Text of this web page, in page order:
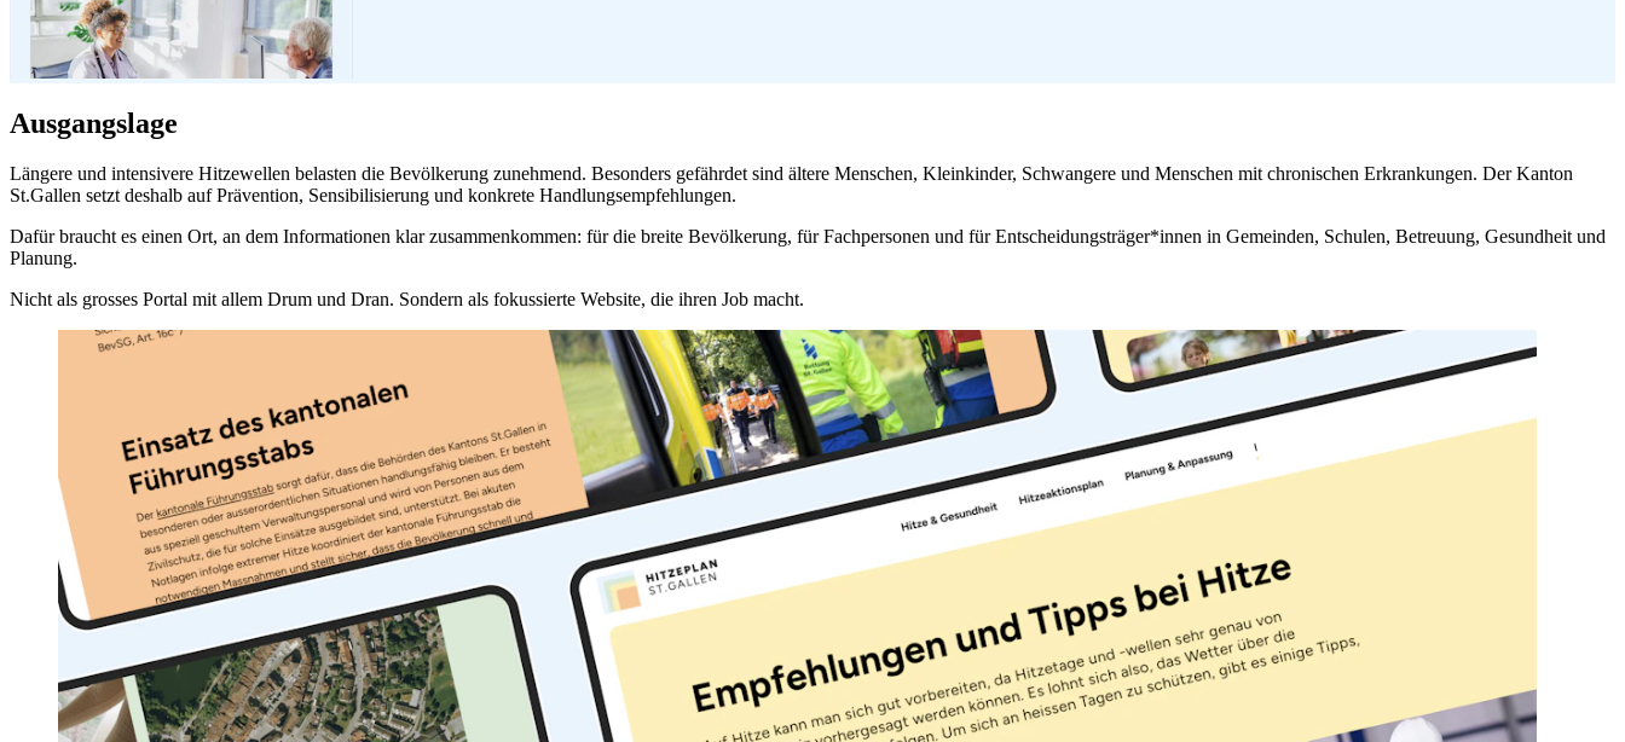
Ausgangslage
Längere und intensivere Hitzewellen belasten die Bevölkerung zunehmend. Besonders gefährdet sind ältere Menschen, Kleinkinder, Schwangere und Menschen mit chronischen Erkrankungen. Der Kanton
St.Gallen setzt deshalb auf Prävention, Sensibilisierung und konkrete Handlungsempfehlungen.
Dafür braucht es einen Ort, an dem Informationen klar zusammenkommen: für die breite Bevölkerung, für Fachpersonen und für Entscheidungsträger*innen in Gemeinden, Schulen, Betreuung, Gesundheit und
Planung.
Nicht als grosses Portal mit allem Drum und Dran. Sondern als fokussierte Website, die ihren Job macht.